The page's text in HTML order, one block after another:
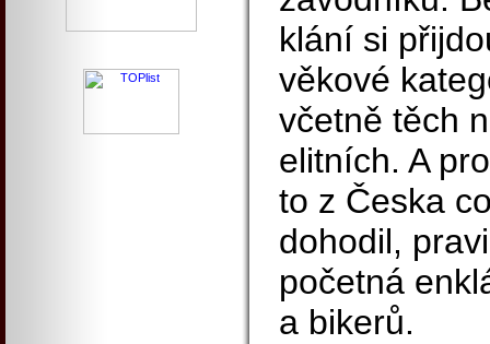
klání si
věkové
včetně těch
elitních. A
to z Česka
dohodil,
početná
a bikerů.